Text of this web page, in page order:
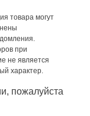
товара могут
при
не является
характер.
пожалуйста